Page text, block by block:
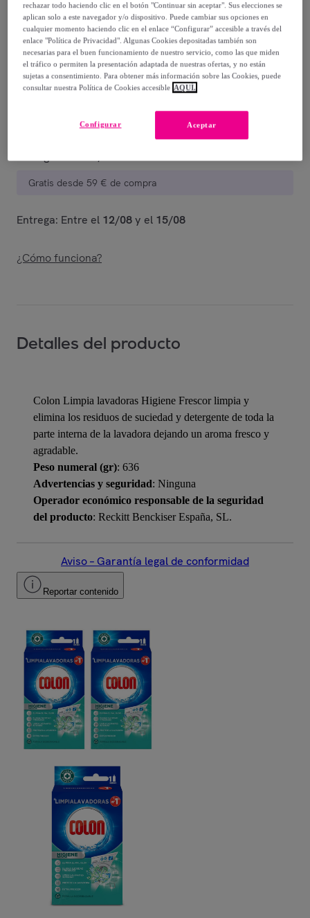
12,99 €
-34%
Vendido porReckitt Limpieza y Cuidado
Entrega
Gratis desde 59 € de compra
Entrega: Entre el 12/08y el 15/08
¿Cómo funciona?
Detalles del producto
Colon Limpia lavadoras Higiene Frescor limpia y
elimina los residuos de suciedad y detergente de toda la
parte interna de la lavadora dejando un aroma fresco y
agradable.
Peso numeral (gr): 636
Advertencias y seguridad: Ninguna
Operador económico responsable de la seguridad
del producto: Reckitt Benckiser España, SL.
Aviso – Garantía legal de conformidad
Reportar contenido
rechazar todo haciendo clic en el botón "Continuar sin aceptar". Sus elecciones se
aplican solo a este navegador y/o dispositivo. Puede cambiar sus opciones en
cualquier momento haciendo clic en el enlace “Configurar” accesible a través del
enlace "Política de Privacidad". Algunas Cookies depositadas también son
necesarias para el buen funcionamiento de nuestro servicio, como las que miden
el tráfico o permiten la presentación adaptada de nuestras ofertas, y no están
sujetas a consentimiento. Para obtener más información sobre las Cookies, puede
consultar nuestra Política de Cookies accesible AQUÍ.
Aceptar
Configurar